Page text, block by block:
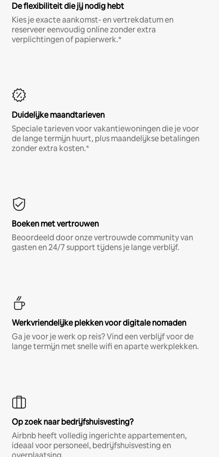
De flexibiliteit die jij nodig hebt
Kies je exacte aankomst- en vertrekdatum en
reserveer eenvoudig online zonder extra
verplichtingen of papierwerk.*
Duidelijke maandtarieven
Speciale tarieven voor vakantiewoningen die je voor
de lange termijn huurt, plus maandelijkse betalingen
zonder extra kosten.*
Boeken met vertrouwen
Beoordeeld door onze vertrouwde community van
gasten en 24/7 support tijdens je lange verblijf.
Werkvriendelijke plekken voor digitale nomaden
Ga je voor je werk op reis? Vind een verblijf voor de
lange termijn met snelle wifi en aparte werkplekken.
Op zoek naar bedrijfshuisvesting?
Airbnb heeft volledig ingerichte appartementen,
ideaal voor personeel, bedrijfshuisvesting en